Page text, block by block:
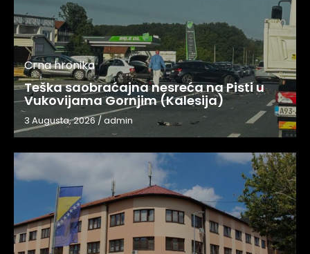
Crna hronika
Teška saobraćajna nesreća na Pisti u
Vukovijama Gornjim (Kalesija)
3 Augusta, 2026/admin